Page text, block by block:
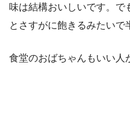
味は結構おいしいです。で
とさすがに飽きるみたいで
食堂のおばちゃんもいい人